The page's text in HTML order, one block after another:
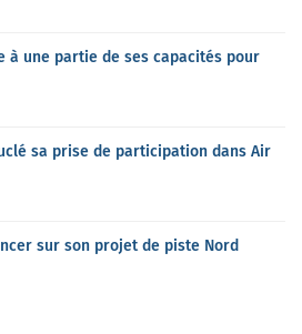
à une partie de ses capacités pour
sa prise de participation dans Air
sur son projet de piste Nord